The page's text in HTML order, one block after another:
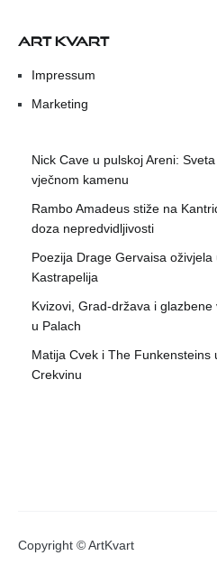
ART KVART
Impressum
Marketing
Nick Cave u pulskoj Areni:
vječnom kamenu
Rambo Amadeus stiže na
doza nepredvidljivosti
Poezija Drage Gervaisa
Kastrapelija
Kvizovi, Grad-država i
u Palach
Matija Cvek i The Funkensteins
Crekvinu
Copyright © ArtKvart